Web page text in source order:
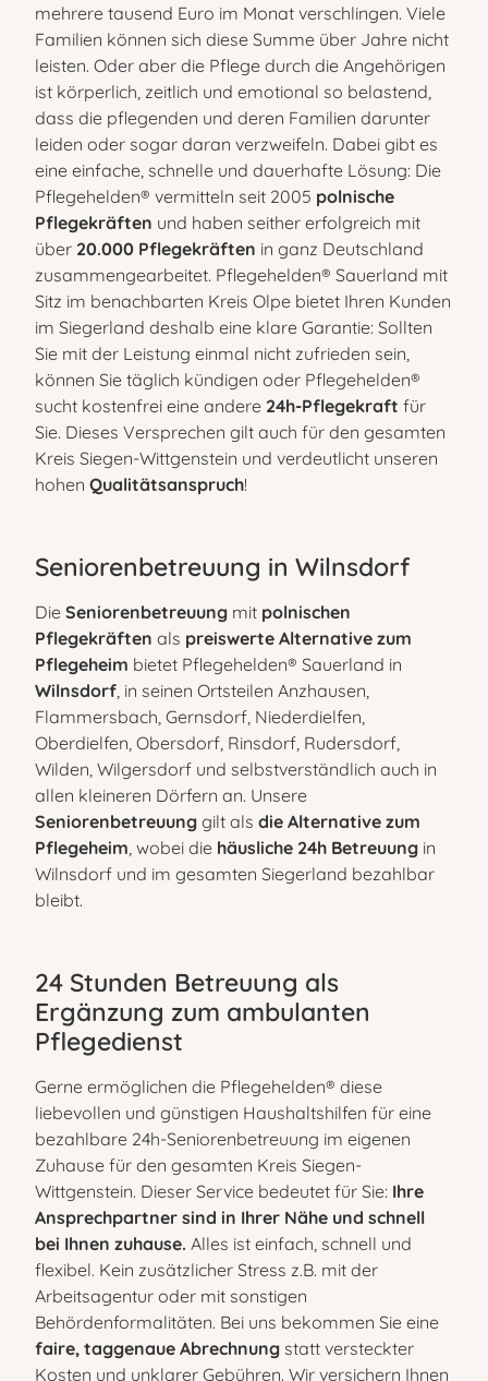
mehrere tausend Euro im Monat verschlingen. Viele
Familien können sich diese Summe über Jahre nicht
leisten. Oder aber die Pflege durch die Angehörigen
ist körperlich, zeitlich und emotional so belastend,
dass die pflegenden und deren Familien darunter
leiden oder sogar daran verzweifeln. Dabei gibt es
eine einfache, schnelle und dauerhafte Lösung: Die
Pflegehelden® vermitteln seit 2005 polnische
Pflegekräften und haben seither erfolgreich mit
über 20.000 Pflegekräften in ganz Deutschland
zusammengearbeitet. Pflegehelden® Sauerland mit
Sitz im benachbarten Kreis Olpe bietet Ihren Kunden
im Siegerland deshalb eine klare Garantie: Sollten
Sie mit der Leistung einmal nicht zufrieden sein,
können Sie täglich kündigen oder Pflegehelden®
sucht kostenfrei eine andere 24h-Pflegekraft für
Sie. Dieses Versprechen gilt auch für den gesamten
Kreis Siegen-Wittgenstein und verdeutlicht unseren
hohenQualitätsanspruch!
Seniorenbetreuung in Wilnsdorf
Die Seniorenbetreuung mit polnischen
Pflegekräften als preiswerte Alternative zum
Pflegeheim bietet Pflegehelden® Sauerland in
Wilnsdorf, in seinen Ortsteilen Anzhausen,
Flammersbach, Gernsdorf, Niederdielfen,
Oberdielfen, Obersdorf, Rinsdorf, Rudersdorf,
Wilden, Wilgersdorf und selbstverständlich auch in
allen kleineren Dörfern an. Unsere
Seniorenbetreuung gilt alsdie Alternative zum
Pflegeheim, wobei die häusliche 24h Betreuung in
Wilnsdorf und im gesamten Siegerland bezahlbar
bleibt.
24 Stunden Betreuung als
Ergänzung zum ambulanten
Pflegedienst
Gerne ermöglichen die Pflegehelden® diese
liebevollen und günstigen Haushaltshilfen für eine
bezahlbare 24h-Seniorenbetreuung im eigenen
Zuhause für den gesamten Kreis Siegen-
Wittgenstein. Dieser Service bedeutet für Sie: Ihre
Ansprechpartner sind in Ihrer Nähe und schnell
bei Ihnen zuhause. Alles ist einfach, schnell und
flexibel. Kein zusätzlicher Stress z.B. mit der
Arbeitsagentur oder mit sonstigen
Behördenformalitäten. Bei uns bekommen Sie eine
faire, taggenaue Abrechnung statt versteckter
Kosten und unklarer Gebühren. Wir versichern Ihnen